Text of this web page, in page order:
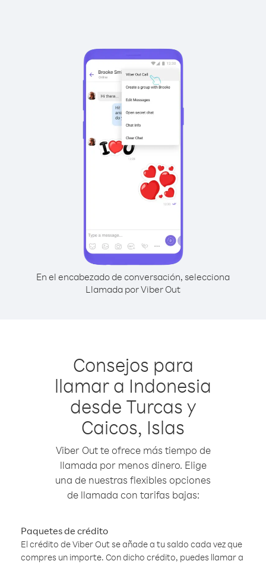
En el encabezado de conversación, selecciona
Llamada por Viber Out
Consejos para
llamar a Indonesia
desde Turcas y
Caicos, Islas
Viber Out te ofrece más tiempo de
llamada por menos dinero. Elige
una de nuestras flexibles opciones
de llamada con tarifas bajas:
Paquetes de crédito
El crédito de Viber Out se añade a tu saldo cada vez que
compres un importe. Con dicho crédito, puedes llamar a